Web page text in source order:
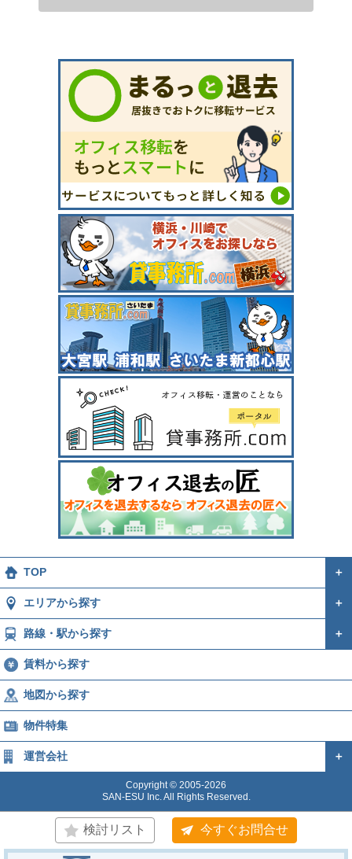
検討リスト 今すぐお問合せ
TOP ＋
エリアから探す ＋
路線・駅から探す ＋
賃料から探す
地図から探す
物件特集
運営会社 ＋
Copyright © 2005-2026
SAN-ESU Inc. All Rights Reserved.